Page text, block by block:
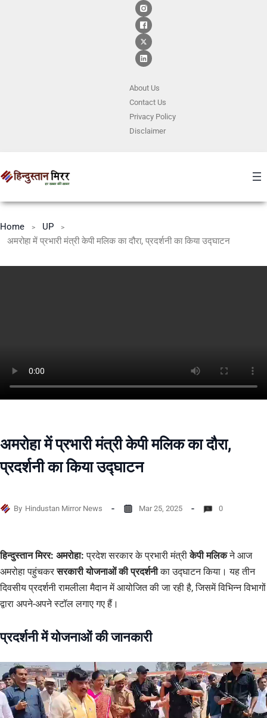
About Us
ContactUs
Privacy Policy
Disclaimer
Home
UP
अमरोहा में प्रभारी मंत्री केपी मलिक का दौरा, प्रदर्शनी का किया उद्घाटन
अमरोहा में प्रभारी मंत्री केपी मलिक का दौरा,
प्रदर्शनी का किया उद्घाटन
By Hindustan Mirror News Mar 25, 2025 0
हिन्दुस्तान मिरर: अमरोहा:प्रदेश सरकार के प्रभारी मंत्रीकेपी मलिकने आज
अमरोहा पहुंचकरसरकारी योजनाओं की प्रदर्शनीका उद्घाटन किया। यह तीन
दिवसीय प्रदर्शनी रामलीला मैदान में आयोजित की जा रही है, जिसमें विभिन्न विभागों
द्वारा अपने-अपने स्टॉल लगाए गए हैं।
प्रदर्शनी में योजनाओं की जानकारी